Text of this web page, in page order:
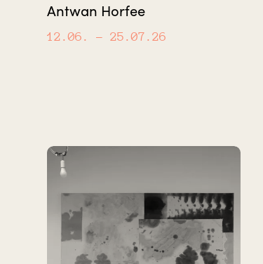
Antwan Horfee
12.06. – 25.07.26